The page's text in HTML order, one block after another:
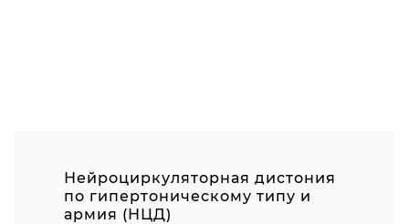
Нейроциркуляторная дистония
по гипертоническому типу и
армия (НЦД)